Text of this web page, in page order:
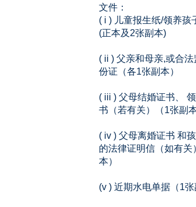
文件：
( i ) 儿童报生纸/领养孩
(正本及2张副本)
( ii ) 父亲和母亲,或合
份证（各1张副本）
( iii ) 父母结婚证书、
书（若有关）（1张副本
( iv ) 父母离婚证书 和
的法律证明信（如有关
本）
(v ) 近期水电单据（1张